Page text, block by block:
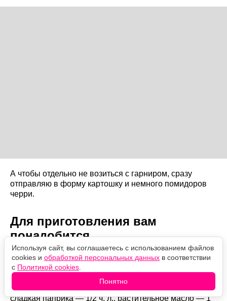
А чтобы отдельно не возиться с гарниром, сразу
отправляю в форму картошку и немного помидоров
черри.
Для приготовления вам
понадобится
Куриные бедра — 5 шт. около 900 г, картофель — 700
г, помидоры черри — 250 г, сметана 20% — 120 г,
горчица — 2 ст. л., чеснок — 3–4 зубчика, соль — 1 ч. л.
или по вкусу, черный молотый перец — 1/2 ч. л.,
сладкая паприка — 1/2 ч. л., растительное масло — 1
Используя сайт, вы соглашаетесь с использованием файлов
cookies и обработкой персональных данных в соответствии
с Политикой cookies
Понятно